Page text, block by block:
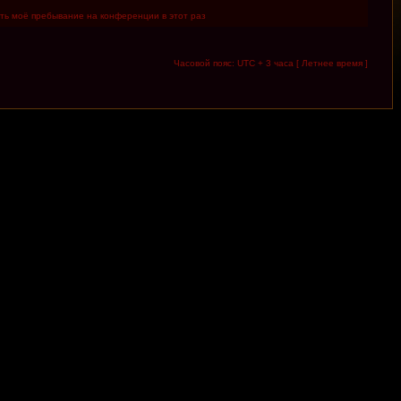
моё пребывание на конференции в этот раз
Часовой пояс: UTC + 3 часа [ Летнее время ]